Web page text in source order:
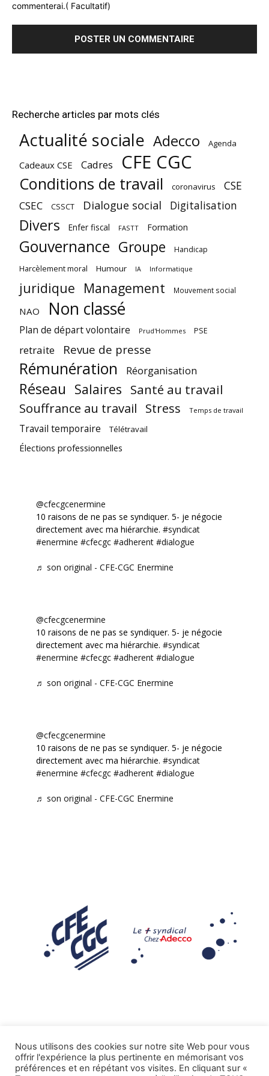
commenterai.( Facultatif)
Recherche articles par mots clés
Actualité sociale Adecco Agenda
Cadeaux CSE Cadres CFE CGC
Conditions de travail coronavirus CSE
CSEC CSSCT Dialogue social Digitalisation
Divers Enfer fiscal FASTT Formation
Gouvernance Groupe Handicap
Harcèlement moral Humour IA Informatique
juridique Management Mouvement social
NAO Non classé
Plan de départ volontaire Prud'Hommes PSE
retraite Revue de presse
Rémunération Réorganisation
Réseau Salaires Santé au travail
Souffrance au travail Stress Temps de travail
Travail temporaire Télétravail
Élections professionnelles
@cfecgcenermine
10 raisons de ne pas se syndiquer. 5- je négocie
directement avec ma hiérarchie. #syndicat
#enermine #cfecgc #adherent #dialogue
♬ son original - CFE-CGC Enermine
@cfecgcenermine
10 raisons de ne pas se syndiquer. 5- je négocie
directement avec ma hiérarchie. #syndicat
#enermine #cfecgc #adherent #dialogue
♬ son original - CFE-CGC Enermine
@cfecgcenermine
10 raisons de ne pas se syndiquer. 5- je négocie
directement avec ma hiérarchie. #syndicat
#enermine #cfecgc #adherent #dialogue
♬ son original - CFE-CGC Enermine
Mentions légales
Nous utilisons des cookies sur notre site Web pour vous
offrir l'expérience la plus pertinente en mémorisant vos
préférences et en répétant vos visites. En cliquant sur «